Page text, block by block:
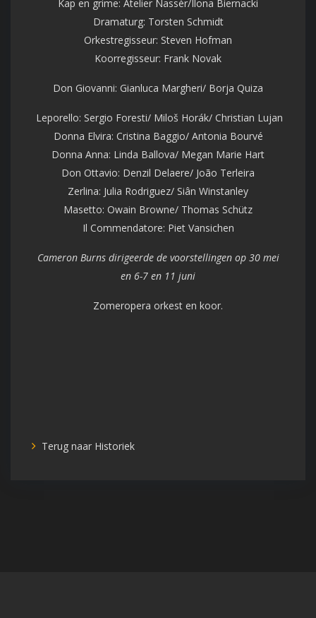
Kap en grime: Atelier Nassèr/Ilona Biernacki
Dramaturg: Torsten Schmidt
Orkestregisseur: Steven Hofman
Koorregisseur: Frank Novak
Don Giovanni: Gianluca Margheri/ Borja Quiza
Leporello: Sergio Foresti/ Miloš Horák/ Christian Lujan
Donna Elvira: Cristina Baggio/ Antonia Bourvé
Donna Anna: Linda Ballova/ Megan Marie Hart
Don Ottavio: Denzil Delaere/ João Terleira
Zerlina: Julia Rodriguez/ Siân Winstanley
Masetto: Owain Browne/ Thomas Schütz
Il Commendatore: Piet Vansichen
Cameron Burns dirigeerde de voorstellingen op 30 mei
en 6-7 en 11 juni
Zomeropera orkest en koor.
Terug naar Historiek